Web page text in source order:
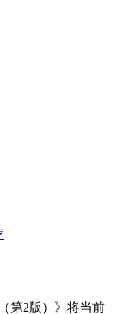
第2版）》将当前